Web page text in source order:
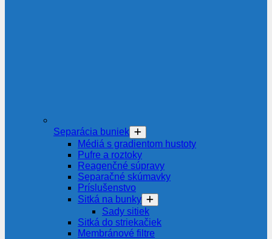
Separácia buniek
Médiá s gradientom hustoty
Pufre a roztoky
Reagenčné súpravy
Separačné skúmavky
Príslušenstvo
Sitká na bunky
Sady sitiek
Sitká do striekačiek
Membránové filtre